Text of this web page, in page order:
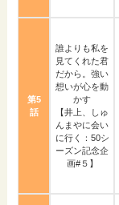
第5
話
誰よりも私を
見てくれた君
だから。強い
想いが心を動
かす
【井上、しゅ
んまやに会い
に行く：50シ
ーズン記念企
画#５】